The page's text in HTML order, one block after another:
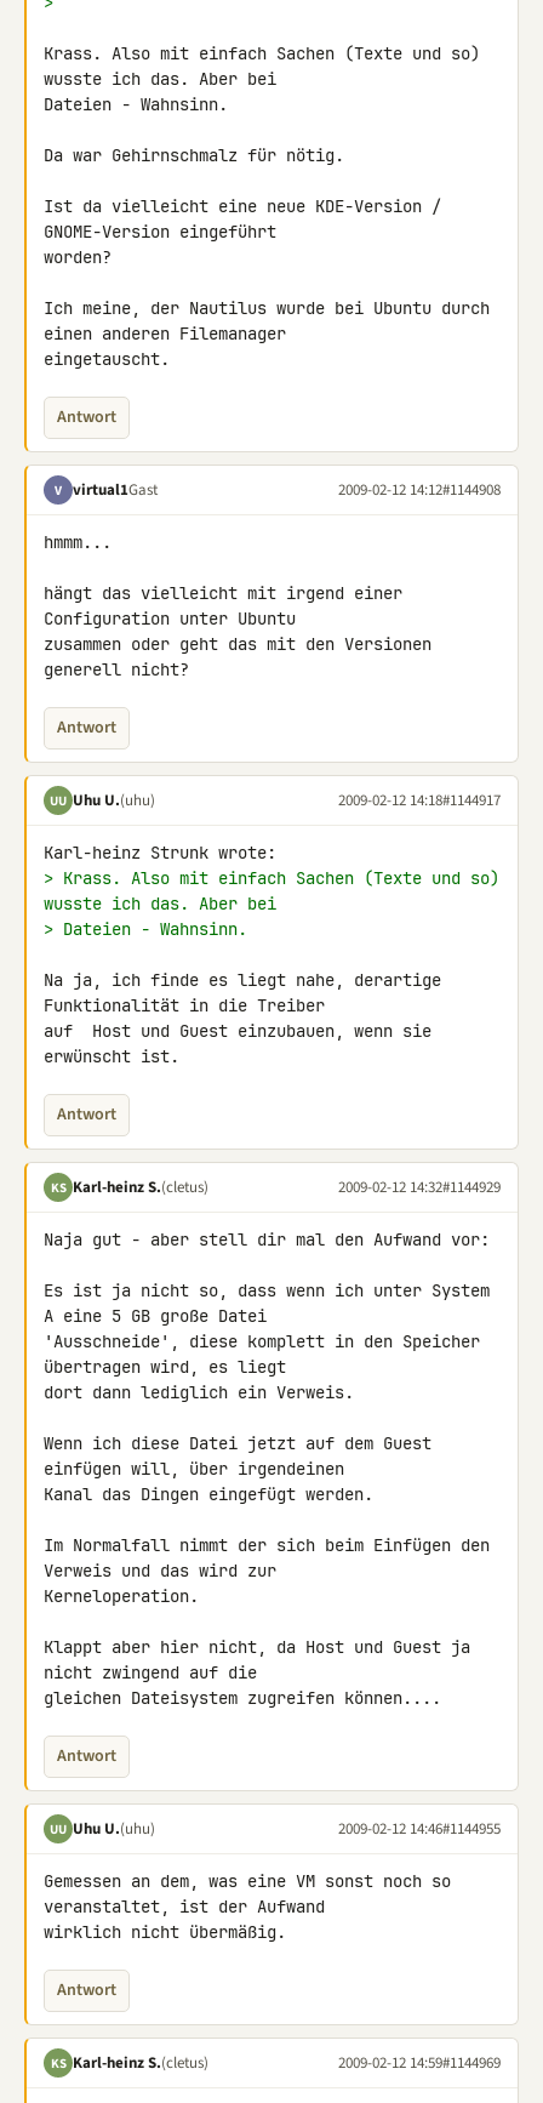
Krass. Also mit einfach Sachen (Texte und so)
wusste ich das. Aber bei
Dateien - Wahnsinn.
Da war Gehirnschmalz für nötig.
Ist da vielleicht eine neue KDE-Version /
GNOME-Version eingeführt
worden?
Ich meine, der Nautilus wurde bei Ubuntu durch
einen anderen Filemanager
eingetauscht.
Antwort
V virtual1Gast 2009-02-12 14:12#1144908
hmmm...
hängt das vielleicht mit irgend einer
Configuration unter Ubuntu
zusammen oder geht das mit den Versionen
generell nicht?
Antwort
UU Uhu U.(uhu) 2009-02-12 14:18#1144917
> Krass. Also mit einfach Sachen (Texte und so)
wusste ich das. Aber bei
> Dateien - Wahnsinn.
Na ja, ich finde es liegt nahe, derartige
Funktionalität in die Treiber
auf  Host und Guest einzubauen, wenn sie
erwünscht ist.
Antwort
KS Karl-heinz S.(cletus) 2009-02-12 14:32#1144929
Naja gut - aber stell dir mal den Aufwand vor:
Es ist ja nicht so, dass wenn ich unter System
A eine 5 GB große Datei
'Ausschneide', diese komplett in den Speicher
übertragen wird, es liegt
dort dann lediglich ein Verweis.
Wenn ich diese Datei jetzt auf dem Guest
einfügen will, über irgendeinen
Kanal das Dingen eingefügt werden.
Im Normalfall nimmt der sich beim Einfügen den
Verweis und das wird zur
Kerneloperation.
Klappt aber hier nicht, da Host und Guest ja
nicht zwingend auf die
gleichen Dateisystem zugreifen können....
Antwort
UU Uhu U.(uhu) 2009-02-12 14:46#1144955
Gemessen an dem, was eine VM sonst noch so
veranstaltet, ist der Aufwand
wirklich nicht übermäßig.
Antwort
KS Karl-heinz S.(cletus) 2009-02-12 14:59#1144969